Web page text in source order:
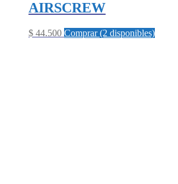
AIRSCREW
$ 44.500 Comprar (2 disponibles)